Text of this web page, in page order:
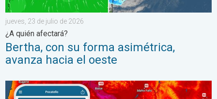
jueves, 23 de julio de 2026
¿A quién afectará?
Bertha, con su forma asimétrica,
avanza hacia el oeste
Salto de 50 grados Fahrenheit. Extremos en el Noroeste. . .